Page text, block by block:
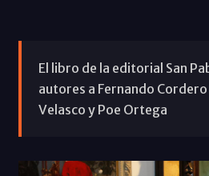
El libro de la editorial San
autores a Fernando Cordero
Velasco y Poe Ortega